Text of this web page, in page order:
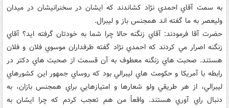
به سمت آقاي احمدي نژاد کشاندند که ايشان در سخنرانيشان در ميدان
وليعصر به ما گفته اند همجنس باز و ليبرال.
حضرت آقا فرمودند: آقاي زنگنه حالا چرا شما به خودتان گرفته ايد؟ آقاي
زنگنه اصرار مي کردند که احمدي نژاد گفته طرفداران موسوي فلان و فلان
هستند. صحبت هاي زنگنه معطوف به آن قسمت از صحبت هاي دکتر در
رابطه با آمريکا و حکومت هاي ليبرالي بود که روساي جمهور اين کشورهاي
ليبرالي، از هر طريقي ولو شعارها و امتيازهايي براي همجنس بازان، به
دنبال راي آوري هستند. واقعاً من هم تعجب کردم که چرا ايشان به